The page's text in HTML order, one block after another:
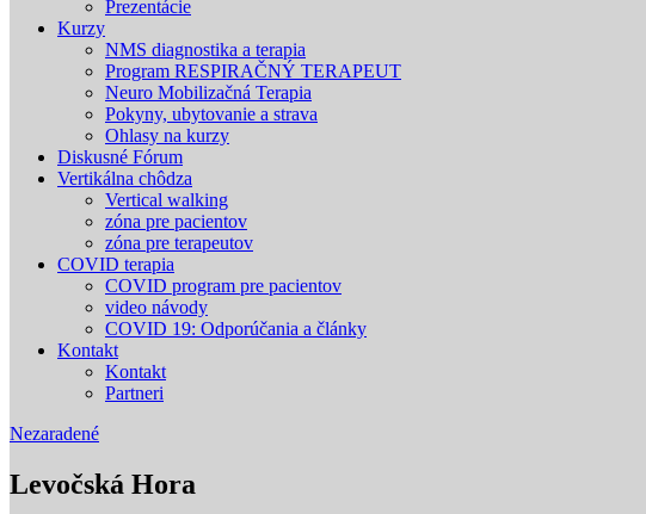
Prezentácie
Kurzy
NMS diagnostika a terapia
Program RESPIRAČNÝ TERAPEUT
Neuro Mobilizačná Terapia
Pokyny, ubytovanie a strava
Ohlasy na kurzy
Diskusné Fórum
Vertikálna chôdza
Vertical walking
zóna pre pacientov
zóna pre terapeutov
COVID terapia
COVID program pre pacientov
video návody
COVID 19: Odporúčania a články
Kontakt
Kontakt
Partneri
Nezaradené
Levočská Hora